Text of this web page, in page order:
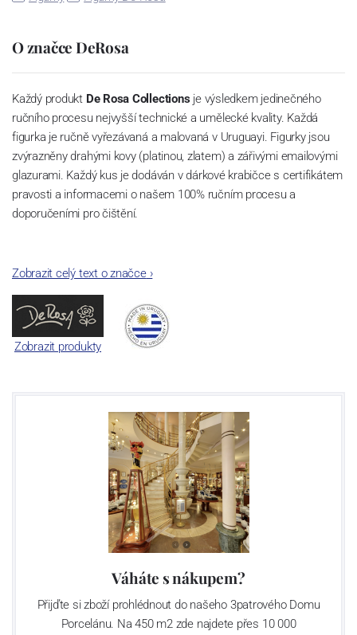
O značce DeRosa
Každý produkt De Rosa Collections je výsledkem jedinečného
ručního procesu nejvyšší technické a umělecké kvality. Každá
figurka je ručně vyřezávaná a malovaná v Uruguayi. Figurky jsou
zvýrazněny drahými kovy (platinou, zlatem) a zářivými emailovými
glazurami. Každý kus je dodáván v dárkové krabičce s certifikátem
pravosti a informacemi o našem 100% ručním procesu a
doporučeními pro čištění.
Zobrazit celý text o značce›
Zobrazit produkty
Váháte s nákupem?
Přijďte si zboží prohlédnout do našeho 3patrového Domu
Porcelánu. Na 450 m2 zde najdete přes 10 000